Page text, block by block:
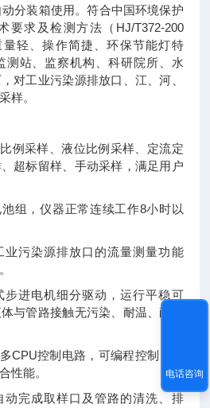
分装箱使用。符合中国环境保护
要求及检测方法（HJ/T372-200
轻、操作简捷、环保节能灯特
测站、监察机构、科研院所、水
对工业污染源排放口、江、河、
样。
例采样、液位比例采样、定流定
超标留样、手动采样，满足用户
组，仪器正常连续工作8小时以
业污染源排放口的流量测量功能
步进电机细分驱动，运行平稳可
与管路接触无污染、耐温、耐腐
CPU控制电路，可编程控制，光
性能。
动完成取样口及管路的清洗、排
电话咨询